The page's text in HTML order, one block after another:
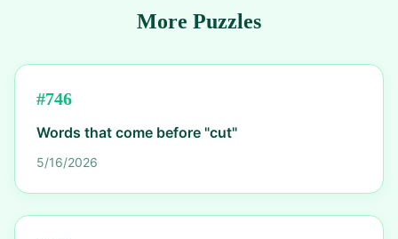
More Puzzles
#746
Words that come before "cut"
5/16/2026